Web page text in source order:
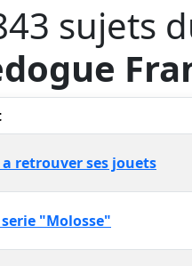
sujets
a retrouver ses jouets
"Molosse"